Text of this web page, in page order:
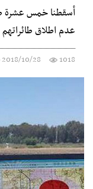
أسقطنا خمس عشرة
عدم اطلاق
2018/10/28 1018